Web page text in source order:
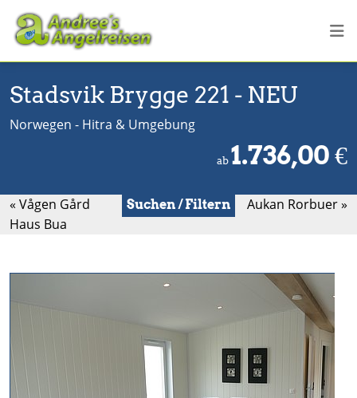
Stadsvik Brygge 221 - NEU
Norwegen - Hitra & Umgebung
ab 1.736,00€
« Vågen Gård
Haus Bua
Suchen / Filtern Aukan Rorbuer »